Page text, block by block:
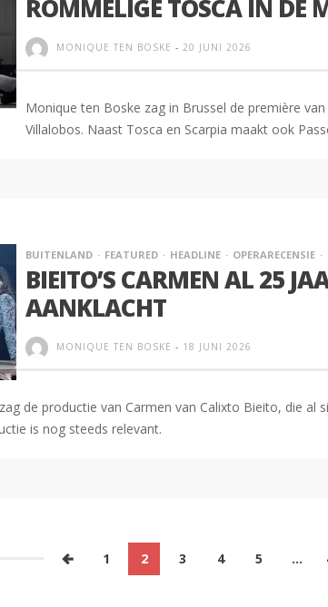
ROMMELIGE TOSCA IN DE
MONIQUE TEN BOSKE - 20 JUNI 2026
Monique ten Boske zag in Brussel de première
Villalobos. Naast Tosca en Scarpia maakt ook
BUITENLAND FEATURED HEADLINE OPERARECENSIE
BIEITO’S CARMEN AL 25
AANKLACHT
MONIQUE TEN BOSKE - 18 JUNI 2026
de productie van Carmen van Calixto Bieito, die al
is nog steeds relevant.
1 2 3 4 5 …